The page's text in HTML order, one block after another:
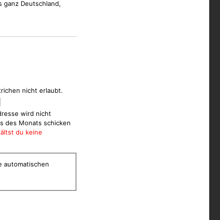
ganz Deutschland,
nicht erlaubt.
wird nicht
des Monats schicken
du keine
automatischen